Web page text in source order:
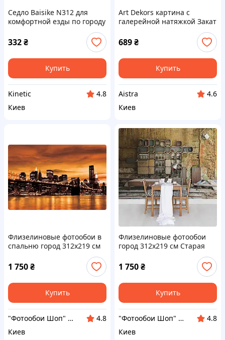
Седло Baisike N312 для
комфортной езды по городу
332₴
Купить
Kinetic
4.8
Киев
Art Dekors картина с
галерейной натяжкой Закат
689₴
Купить
Aistra
4.6
Киев
Флизелиновые фотообои в
спальню город 312x219 см
Оранжевый Нью-Йорк и
Бруклинский мост
(228VEXXL)+клей
1 750₴
Купить
"Фотообои Шоп" Интернет магазин
4.8
Киев
Флизелиновые фотообои
город 312x219 см Старая
(12656VEXXL)+клей
1 750₴
Купить
"Фотообои Шоп" Интернет магазин
4.8
Киев